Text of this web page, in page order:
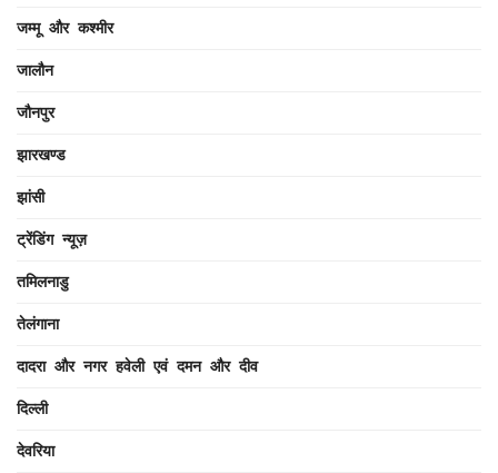
जम्मू और कश्मीर
जालौन
जौनपुर
झारखण्ड
झांसी
ट्रेंडिंग न्यूज़
तमिलनाडु
तेलंगाना
दादरा और नगर हवेली एवं दमन और दीव
दिल्ली
देवरिया